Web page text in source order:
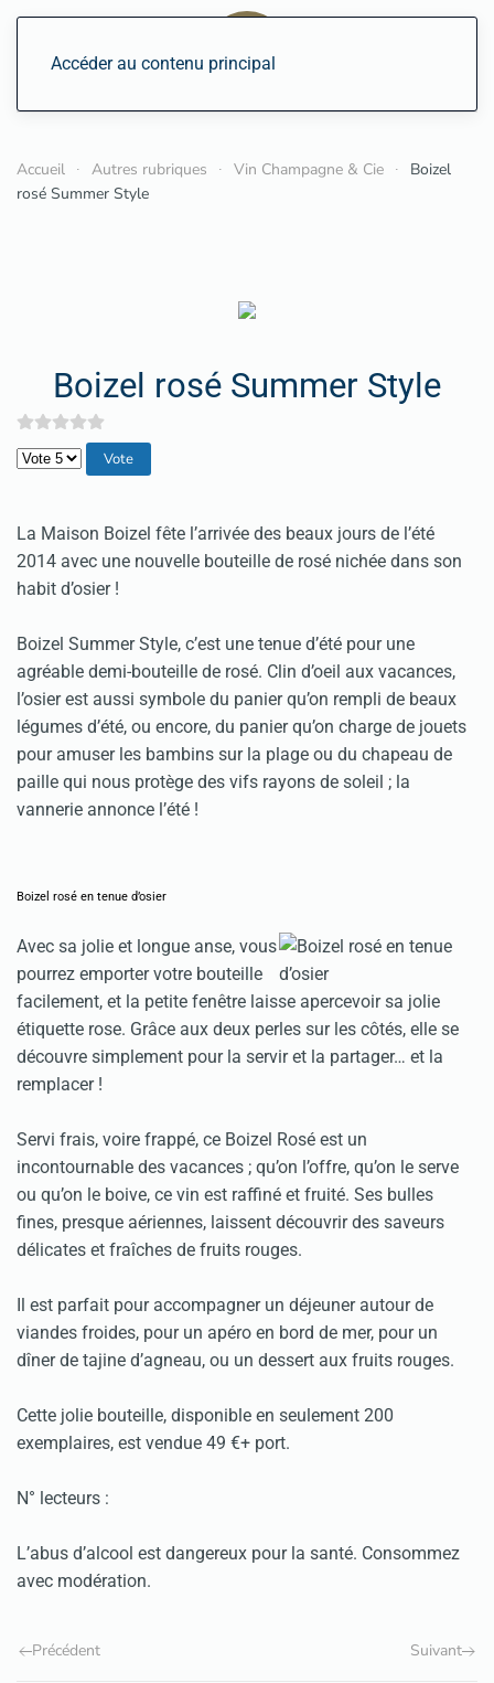
Accéder au contenu principal
Accueil Autres rubriques Vin Champagne & Cie
Boizel
rosé Summer Style
Boizel rosé Summer Style
Veuillez voter
La Maison Boizel fête l’arrivée des beaux jours de l’été
2014 avec une nouvelle bouteille de rosé nichée dans son
habit d’osier !
Boizel Summer Style, c’est une tenue d’été pour une
agréable demi-bouteille de rosé. Clin d’oeil aux vacances,
l’osier est aussi symbole du panier qu’on rempli de beaux
légumes d’été, ou encore, du panier qu’on charge de jouets
pour amuser les bambins sur la plage ou du chapeau de
paille qui nous protège des vifs rayons de soleil ; la
vannerie annonce l’été !
Boizel rosé en tenue d’osier
Avec sa jolie et longue anse, vous
pourrez emporter votre bouteille
facilement, et la petite fenêtre laisse apercevoir sa jolie
étiquette rose. Grâce aux deux perles sur les côtés, elle se
découvre simplement pour la servir et la partager… et la
remplacer !
Servi frais, voire frappé, ce Boizel Rosé est un
incontournable des vacances ; qu’on l’offre, qu’on le serve
ou qu’on le boive, ce vin est raffiné et fruité. Ses bulles
fines, presque aériennes, laissent découvrir des saveurs
délicates et fraîches de fruits rouges.
Il est parfait pour accompagner un déjeuner autour de
viandes froides, pour un apéro en bord de mer, pour un
dîner de tajine d’agneau, ou un dessert aux fruits rouges.
Cette jolie bouteille, disponible en seulement 200
exemplaires, est vendue 49 €+ port.
N° lecteurs :
L’abus d’alcool est dangereux pour la santé. Consommez
avec modération.
Précédent Suivant